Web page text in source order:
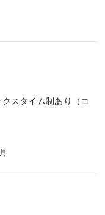
スタイム制あり（コ